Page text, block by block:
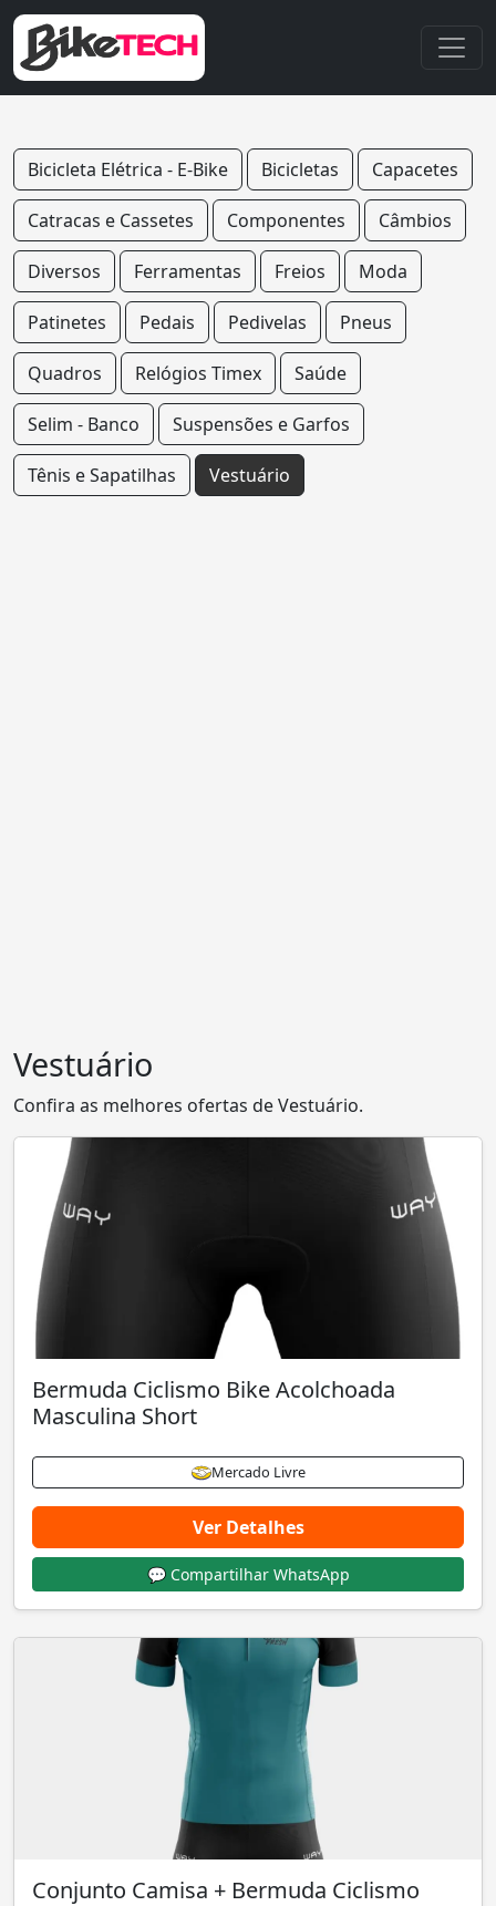
Bicicleta Elétrica - E-Bike Bicicletas Capacetes
Catracas e Cassetes Componentes Câmbios
Diversos Ferramentas Freios Moda
Patinetes Pedais Pedivelas Pneus
Quadros Relógios Timex Saúde
Selim - Banco Suspensões e Garfos
Tênis e Sapatilhas Vestuário
Vestuário
Confira as melhores ofertas de Vestuário.
Bermuda Ciclismo Bike Acolchoada
Masculina Short
Mercado Livre
Ver Detalhes
💬 Compartilhar WhatsApp
Conjunto Camisa + Bermuda Ciclismo